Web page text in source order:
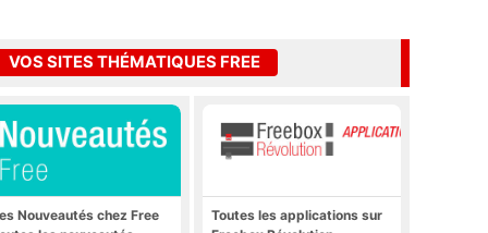
VOS SITES THÉMATIQUES FREE
Nouveautés chez Free
Toutes les applications sur